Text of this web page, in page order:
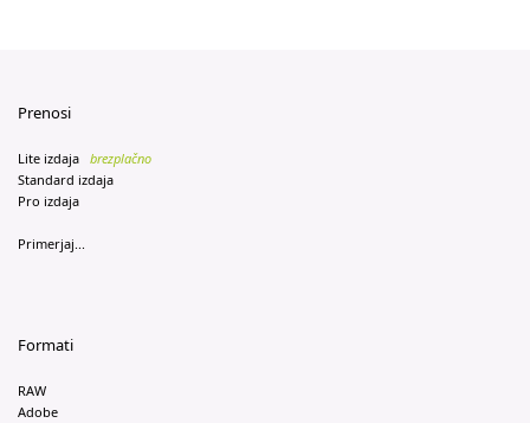
Prenosi
Lite izdaja brezplačno
Standard izdaja
Pro izdaja
Primerjaj...
Formati
RAW
Adobe